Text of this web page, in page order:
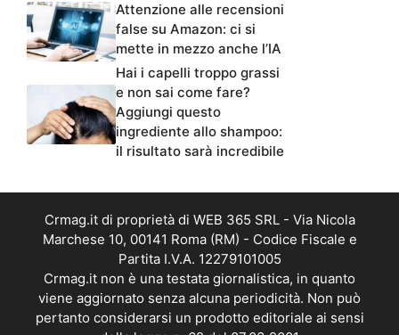
Attenzione alle recensioni
false su Amazon: ci si
mette in mezzo anche l’IA
Hai i capelli troppo grassi
e non sai come fare?
Aggiungi questo
ingrediente allo shampoo:
il risultato sarà incredibile
Crmag.it di proprietà di WEB 365 SRL - Via Nicola
Marchese 10, 00141 Roma (RM) - Codice Fiscale e
Partita I.V.A. 12279101005
Crmag.it non è una testata giornalistica, in quanto
viene aggiornato senza alcuna periodicità. Non può
pertanto considerarsi un prodotto editoriale ai sensi